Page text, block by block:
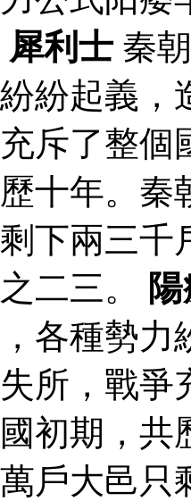
犀利士 秦
紛起義，
斥了整個
十年。秦
下兩三
二三。
各種勢力
所，戰爭
初期，
戶大邑只